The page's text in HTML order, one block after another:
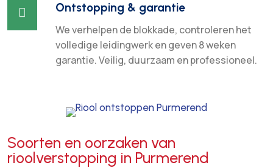
 Ontstopping & garantie
We verhelpen de blokkade, controleren het
volledige leidingwerk en geven 8 weken
garantie. Veilig, duurzaam en professioneel.
Soorten en oorzaken van
rioolverstopping in Purmerend